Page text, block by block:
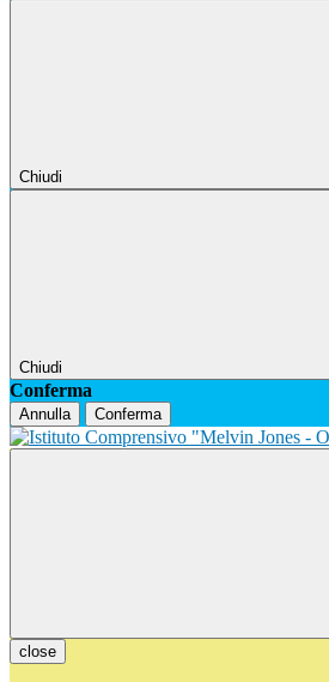
Chiudi
Chiudi
Conferma
Annulla Conferma
close